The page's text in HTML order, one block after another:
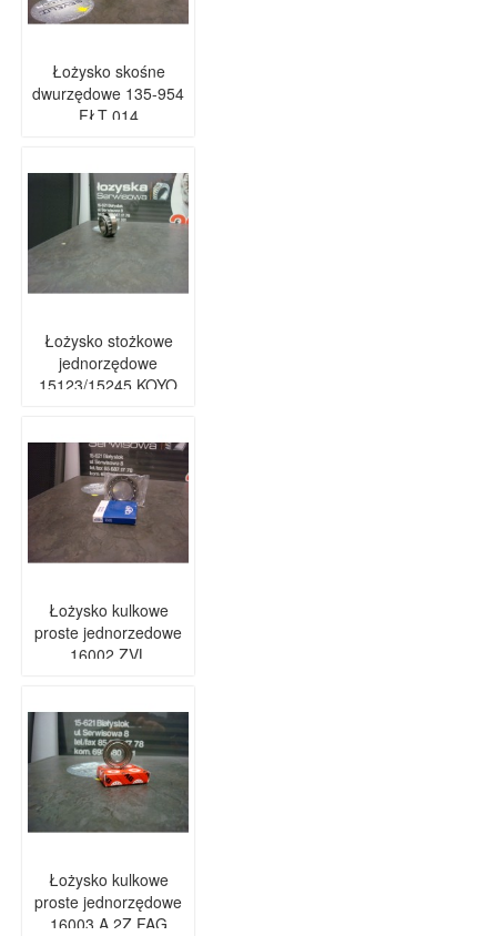
Łożysko skośne
dwurzędowe 135-954
FŁT 014
Łożysko stożkowe
jednorzędowe
15123/15245 KOYO
Łożysko kulkowe
proste jednorzedowe
16002 ZVL
Łożysko kulkowe
proste jednorzędowe
16003 A 2Z FAG